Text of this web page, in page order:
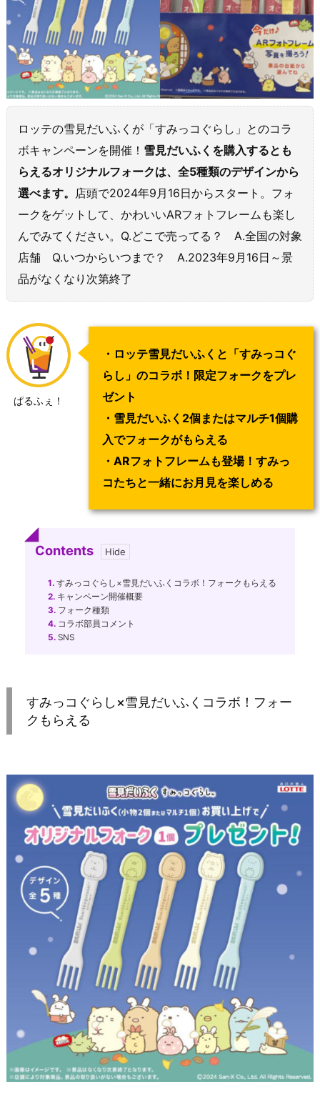
ロッテの雪見だいふくが「すみっコぐらし」とのコラ
ボキャンペーンを開催！ 雪見だいふくを購入するとも
らえるオリジナルフォークは、全5種類のデザインから
選べます。 店頭で2024年9月16日からスタート。フォ
ークをゲットして、かわいいARフォトフレームも楽し
んでみてください。Q.どこで売ってる？ A.全国の対象
店舗 Q.いつからいつまで？ A.2023年9月16日～景
品がなくなり次第終了
ぱるふぇ！
・ロッテ雪見だいふくと「すみっコぐ
らし」のコラボ！限定フォークをプレ
ゼント
・雪見だいふく2個またはマルチ1個購
入でフォークがもらえる
・ARフォトフレームも登場！すみっ
コたちと一緒にお月見を楽しめる
Contents
1. すみっコぐらし×雪見だいふくコラボ！フォークもらえる
2. キャンペーン開催概要
3. フォーク種類
4. コラボ部員コメント
5. SNS
すみっコぐらし×雪見だいふくコラボ！フォー
クもらえる